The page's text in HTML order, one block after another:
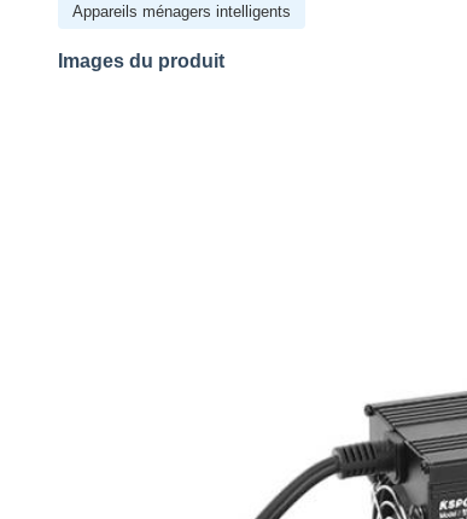
Appareils ménagers intelligents
Images du produit